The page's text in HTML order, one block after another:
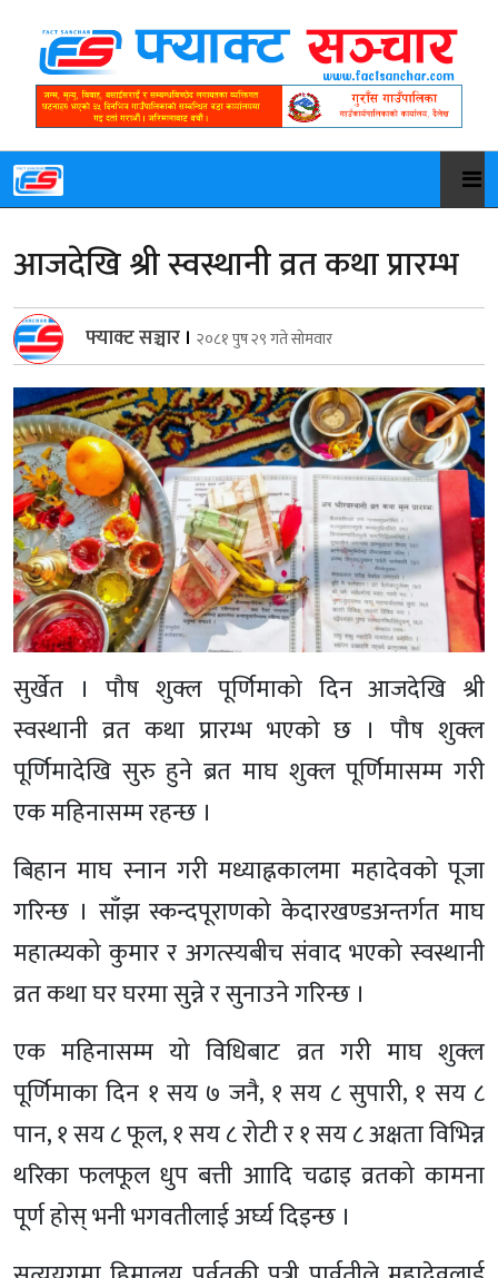
आजदेखि श्री स्वस्थानी व्रत कथा प्रारम्भ
फ्याक्ट सञ्चार । २०८१ पुष २९ गते सोमवार
सुर्खेत । पौष शुक्ल पूर्णिमाको दिन आजदेखि श्री
स्वस्थानी व्रत कथा प्रारम्भ भएको छ । पौष शुक्ल
पूर्णिमादेखि सुरु हुने ब्रत माघ शुक्ल पूर्णिमासम्म गरी
एक महिनासम्म रहन्छ ।
बिहान माघ स्नान गरी मध्याह्नकालमा महादेवको पूजा
गरिन्छ । साँझ स्कन्दपूराणको केदारखण्डअन्तर्गत माघ
महात्म्यको कुमार र अगत्स्यबीच संवाद भएको स्वस्थानी
व्रत कथा घर घरमा सुन्ने र सुनाउने गरिन्छ ।
एक महिनासम्म यो विधिबाट व्रत गरी माघ शुक्ल
पूर्णिमाका दिन १ सय ७ जनै, १ सय ८ सुपारी, १ सय ८
पान, १ सय ८ फूल, १ सय ८ रोटी र १ सय ८ अक्षता विभिन्न
थरिका फलफूल धुप बत्ती आादि चढाइ व्रतको कामना
पूर्ण होस् भनी भगवतीलाई अर्घ्य दिइन्छ ।